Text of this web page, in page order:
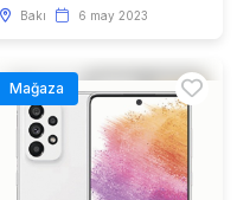
Bakı 6 may 2023
Mağaza